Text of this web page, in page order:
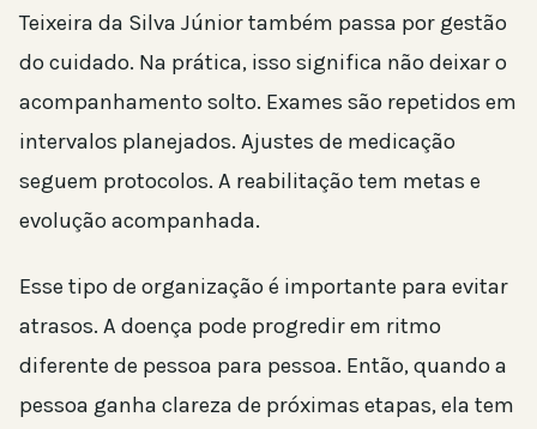
Teixeira da Silva Júnior também passa por gestão
do cuidado. Na prática, isso significa não deixar o
acompanhamento solto. Exames são repetidos em
intervalos planejados. Ajustes de medicação
seguem protocolos. A reabilitação tem metas e
evolução acompanhada.
Esse tipo de organização é importante para evitar
atrasos. A doença pode progredir em ritmo
diferente de pessoa para pessoa. Então, quando a
pessoa ganha clareza de próximas etapas, ela tem